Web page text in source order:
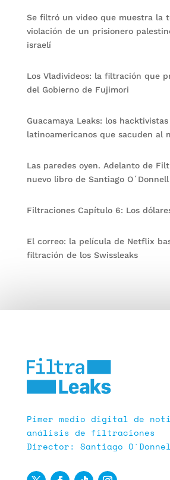
Se filtró un video que muestra la
violación de un prisionero
israelí
Los Vladivideos: la filtración que
del Gobierno de Fujimori
Guacamaya Leaks: los hacktivistas
latinoamericanos que sacuden al
Las paredes oyen. Adelanto de
nuevo libro de Santiago O´Donnell
Filtraciones Capítulo 6: Los
El correo: la película de Netflix
filtración de los Swissleaks
Pimer medio digital de
análisis de filtraciones
Director: Santiago